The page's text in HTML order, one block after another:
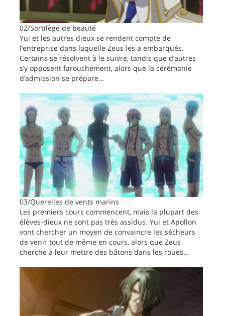
02/Sortilège de beauté
Yui et les autres dieux se rendent compte de
l’entreprise dans laquelle Zeus les a embarqués.
Certains se résolvent à le suivre, tandis que d’autres
s’y opposent farouchement, alors que la cérémonie
d’admission se prépare…
03/Querelles de vents marins
Les premiers cours commencent, mais la plupart des
élèves-dieux ne sont pas très assidus. Yui et Apollon
vont chercher un moyen de convaincre les sécheurs
de venir tout de même en cours, alors que Zeus
cherche à leur mettre des bâtons dans les roues…